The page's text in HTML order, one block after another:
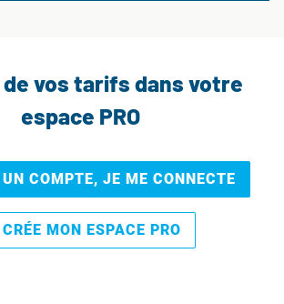
vos tarifs dans votre
espace PRO
COMPTE, JE ME CONNECTE
MON ESPACE PRO